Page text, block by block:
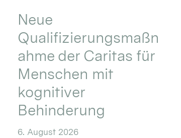
Neue
Qualifizierungsmaßn
ahme der Caritas für
Menschen mit
kognitiver
Behinderung
6. August 2026